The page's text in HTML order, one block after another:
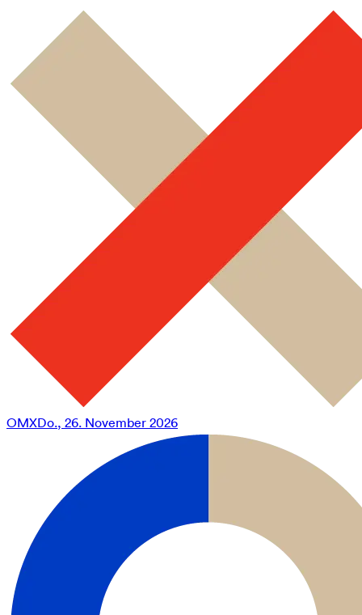
OMXDo., 26. November 2026